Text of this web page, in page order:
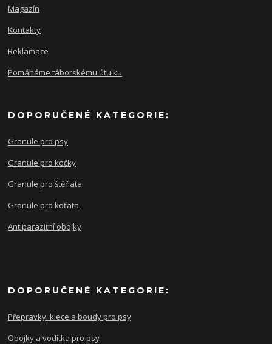
Magazín
Kontakty
Reklamace
Pomáháme táborskému útulku
DOPORUČENÉ KATEGORIE:
Granule pro psy
Granule pro kočky
Granule pro štěňata
Granule pro koťata
Antiparazitní obojky
DOPORUČENÉ KATEGORIE:
Přepravky. klece a boudy pro psy
Obojky a vodítka pro psy